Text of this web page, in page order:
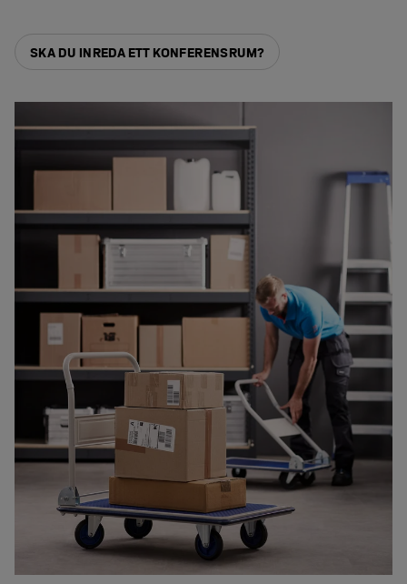
SKA DU INREDA ETT KONFERENSRUM?